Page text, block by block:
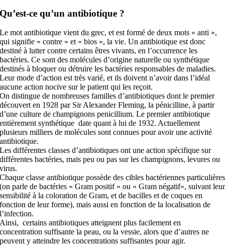
Qu’est-ce qu’un antibiotique ?
Le mot antibiotique vient du grec, et est formé de deux mots « anti »,
qui signifie « contre » et « bios », la vie. Un antibiotique est donc
destiné à lutter contre certains êtres vivants, en l’occurrence les
bactéries. Ce sont des molécules d’origine naturelle ou synthétique
destinés à bloquer ou détruire les bactéries responsables de maladies.
Leur mode d’action est très varié, et ils doivent n’avoir dans l’idéal
aucune action nocive sur le patient qui les reçoit.
On distingue de nombreuses familles d’antibiotiques dont le premier
découvert en 1928 par Sir Alexander Fleming, la pénicilline, à partir
d’une culture de champignons penicillium. Le premier antibiotique
entièrement synthétique date quant à lui de 1932. Actuellement
plusieurs milliers de molécules sont connues pour avoir une activité
antibiotique.
Les différentes classes d’antibiotiques ont une action spécifique sur
différentes bactéries, mais peu ou pas sur les champignons, levures ou
virus.
Chaque classe antibiotique possède des cibles bactériennes particulières
(on parle de bactéries « Gram positif » ou « Gram négatif», suivant leur
sensibilité à la coloration de Gram, et de bacilles et de coques en
fonction de leur forme), mais aussi en fonction de la localisation de
l’infection.
Ainsi, certains antibiotiques atteignent plus facilement en
concentration suffisante la peau, ou la vessie, alors que d’autres ne
peuvent y atteindre les concentrations suffisantes pour agir.